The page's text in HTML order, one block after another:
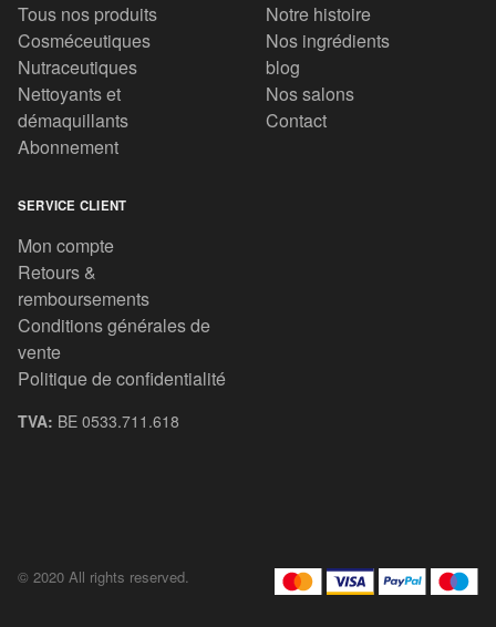
Tous nos produits
Cosméceutiques
Nutraceutiques
Nettoyants et
démaquillants
Abonnement
Notre histoire
Nos ingrédients
blog
Nos salons
Contact
SERVICE CLIENT
Mon compte
Retours &
remboursements
Conditions générales de
vente
Politique de confidentialité
TVA: BE 0533.711.618
© 2020 All rights reserved.